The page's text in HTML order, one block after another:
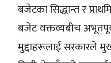
बजेटका सिद्धान्त र
बजेट वक्तव्यबीच अभूतपूर्व
मुद्दाहरूलाई सरकारले